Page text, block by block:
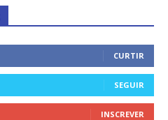
CURTIR
SEGUIR
INSCREVER